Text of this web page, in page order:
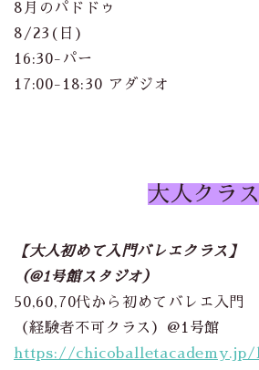
8月のパドドゥ
8/23(日)
16:30-パー
17:00-18:30 アダジオ
大人クラス
【大人初めて入門バレエクラス】
（@1号館スタジオ）
50,60,70代から初めてバレエ入門
（経験者不可クラス）@1号館
https://